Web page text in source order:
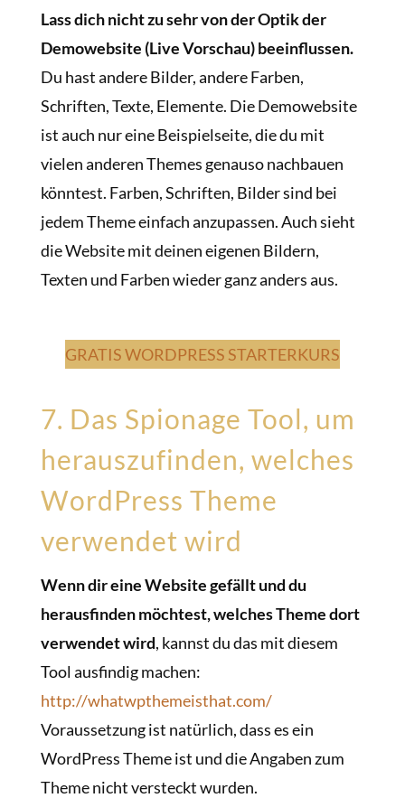
Lass dich nicht zu sehr von der Optik der
Demowebsite (Live Vorschau) beeinflussen.
Du hast andere Bilder, andere Farben,
Schriften, Texte, Elemente. Die Demowebsite
ist auch nur eine Beispielseite, die du mit
vielen anderen Themes genauso nachbauen
könntest. Farben, Schriften, Bilder sind bei
jedem Theme einfach anzupassen. Auch sieht
die Website mit deinen eigenen Bildern,
Texten und Farben wieder ganz anders aus.
GRATIS WORDPRESS STARTERKURS
7. Das Spionage Tool, um
herauszufinden, welches
WordPress Theme
verwendet wird
Wenn dir eine Website gefällt und du
herausfinden möchtest, welches Theme dort
verwendet wird, kannst du das mit diesem
Tool ausfindig machen:
http://whatwpthemeisthat.com/
Voraussetzung ist natürlich, dass es ein
WordPress Theme ist und die Angaben zum
Theme nicht versteckt wurden.